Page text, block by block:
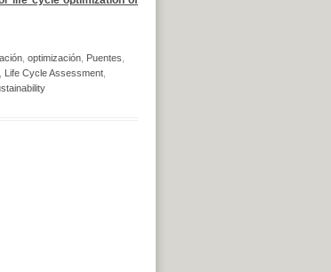
, optimización, Puentes
Life Cycle Assessment,